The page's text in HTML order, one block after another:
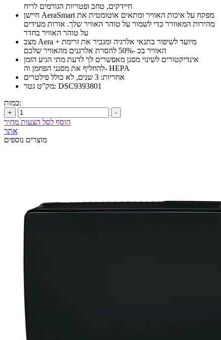
חיידקים, טחב ופטריות הגורמים לריח
חיישן AeraSmart מפקח על איכות האוויר ומתאים אוטומטית את
מהירות המאוורר כדי לשמור על טוהר האוויר שלך. אורות מעידים
על טוהר האוויר בחדר
מצב Aera + מיועד לשיפור בתנאי אלרגיה ומגביר את זרימת
האוויר בכ -50% להסרת אלרגנים מהאוויר שלכם
אינדיקטורים לשינוי מסנן מאפשרים לך לדעת מתי הגיע הזמן
להחליף את מסנני הפחמן וה- HEPA
אחריות: 3 שנים, לא כולל פילטרים
מק”ט גטר: DSC9393801
כמות:
+ -
הוסף לסל הצעות מחיר
אתר
מוצרים נוספים